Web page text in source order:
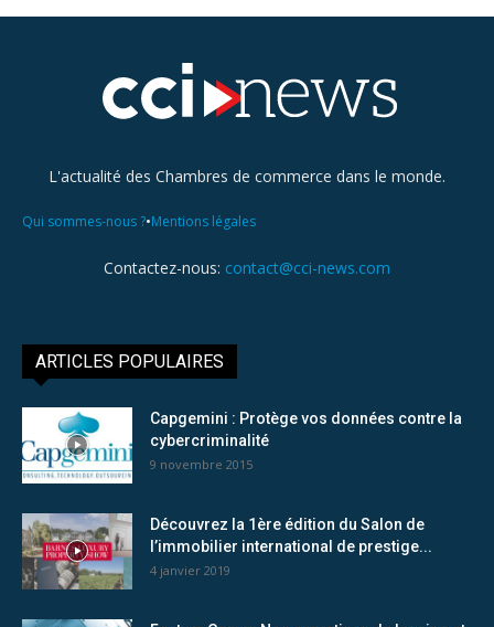
L'actualité des Chambres de commerce dans le monde.
Qui sommes-nous ?•Mentions légales
Contactez-nous: contact@cci-news.com
ARTICLES POPULAIRES
Capgemini : Protège vos données contre la
cybercriminalité
9 novembre 2015
Découvrez la 1ère édition du Salon de
l’immobilier international de prestige...
4 janvier 2019